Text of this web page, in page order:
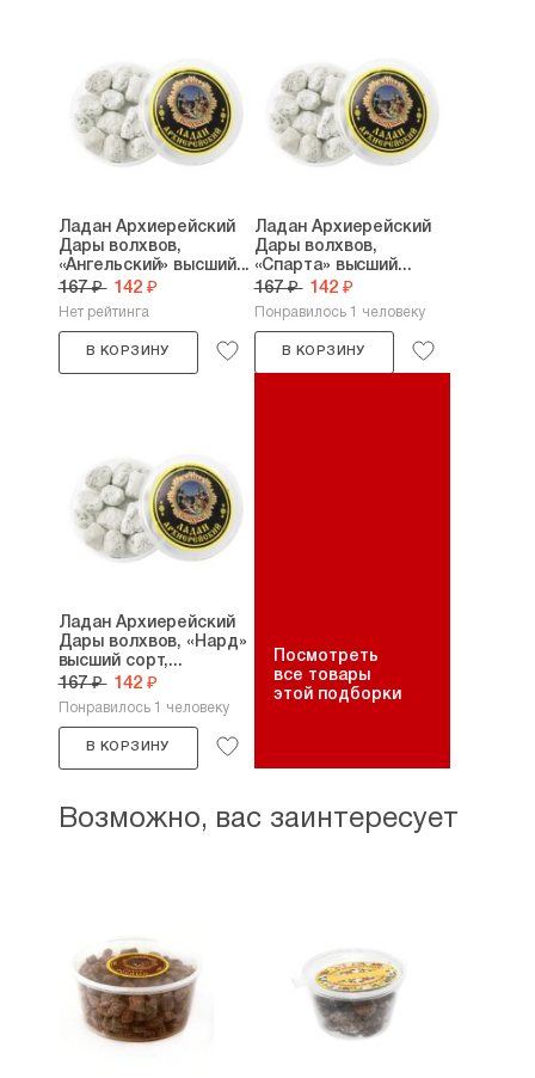
Ладан Архиерейский
Дары волхвов,
«Ангельский» высший...
167 ₽ 142 ₽
Нет рейтинга
В КОРЗИНУ
Ладан Архиерейский
Дары волхвов,
«Спарта» высший...
167 ₽ 142 ₽
Понравилось 1 человеку
В КОРЗИНУ
Ладан Архиерейский
Дары волхвов, «Нард»
высший сорт,...
167 ₽ 142 ₽
Понравилось 1 человеку
В КОРЗИНУ
Посмотреть
все товары
этой подборки
Возможно, вас заинтересует